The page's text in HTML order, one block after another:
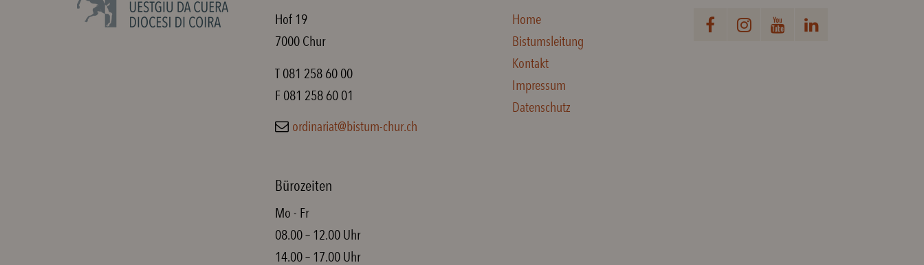
Hof 19
7000 Chur
T 081 258 60 00
F 081 258 60 01
ordinariat@bistum-chur.ch
Bürozeiten
Mo - Fr
08.00 – 12.00 Uhr
14.00 – 17.00 Uhr
Home
Bistumsleitung
Kontakt
Impressum
Datenschutz